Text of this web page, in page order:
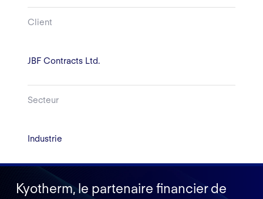
Client
JBF Contracts Ltd.
Secteur
Industrie
Kyotherm, le partenaire financier de